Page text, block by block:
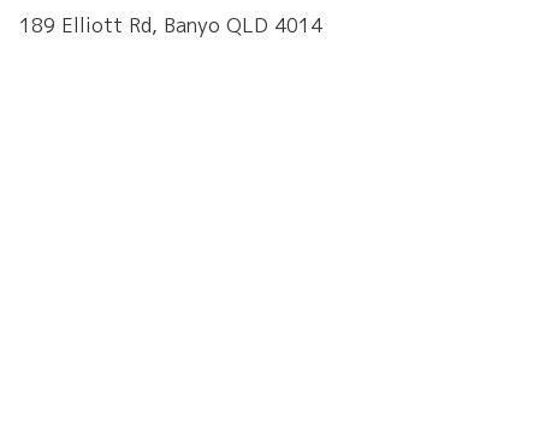
189 Elliott Rd, Banyo QLD 4014